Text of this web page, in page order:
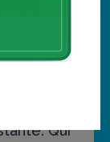
Khalily,
Qui